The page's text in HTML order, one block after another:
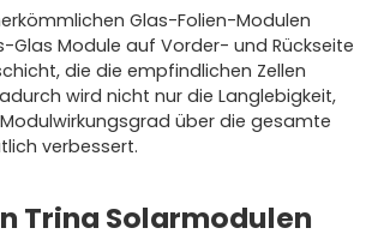
Glas-Folien-Modulen
Glas Module auf Vorder- und Rückseite
die die empfindlichen Zellen
wird nicht nur die Langlebigkeit,
über die gesamte
verbessert.
Trina Solarmodulen